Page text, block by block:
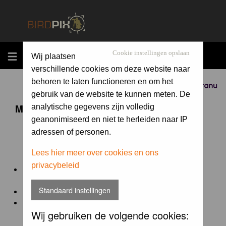
MENU
Sponsored by
Cookie instellingen opslaan
Wij plaatsen
verschillende cookies om deze website naar
behoren te laten functioneren en om het
gebruik van de website te kunnen meten. De
analytische gegevens zijn volledig
geanonimiseerd en niet te herleiden naar IP
adressen of personen.
Lees hier meer over cookies en ons
privacybeleid
Standaard instellingen
Wij gebruiken de volgende cookies:
Maandopdracht 'lentekriebels'
De maandopdracht van Birdpix is een competitie voor
en door de Birdpix fotografen community:
Het onderwerp van de opdracht wordt bepaald door de
winnaar van de laatste maandopdracht
De community nomineert de winnaar.
Geregistreerde gebruikers van Birdpix kunnen onder
deze voorwaardendeelnemen.